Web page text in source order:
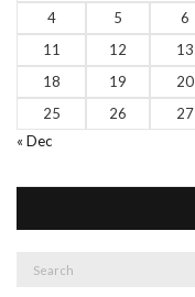
4
5 6
11
12 13
18
19 20
25
26 27
« Dec